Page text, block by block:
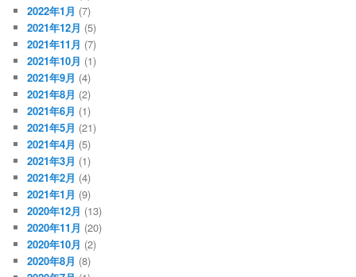
2022年1月 (7)
2021年12月 (5)
2021年11月 (7)
2021年10月 (1)
2021年9月 (4)
2021年8月 (2)
2021年6月 (1)
2021年5月 (21)
2021年4月 (5)
2021年3月 (1)
2021年2月 (4)
2021年1月 (9)
2020年12月 (13)
2020年11月 (20)
2020年10月 (2)
2020年8月 (8)